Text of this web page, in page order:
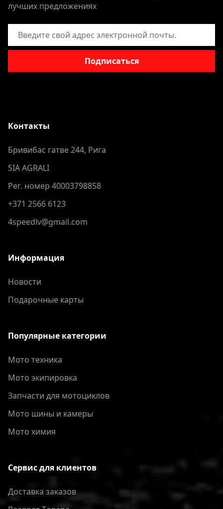
лучших предложениях
Адрес электронной почты
Подписаться
Контакты
Бривибас гатве 244, Рига
SIA AGRALI
Рег. номер 40003798858
+371 2566 6123
4speedlv@gmail.com
Информация
Новости
Подарочные карты
Популярные категории
Мото техника
Мото экипировка
Запчасти для мотоциклов
Мото шины и камеры
Мото химия
Сервис для клиентов
Доставка заказов